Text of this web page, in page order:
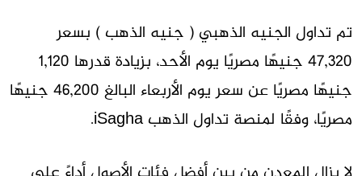
تم تداول الجنيه الذهبي ( جنيه الذهب ) بسعر
47,320 جنيهًا مصريًا يوم الأحد، بزيادة قدرها 1,120
جنيهًا مصريًا عن سعر يوم الأربعاء البالغ 46,200 جنيهًا
مصريًا، وفقًا لمنصة تداول الذهب iSagha.